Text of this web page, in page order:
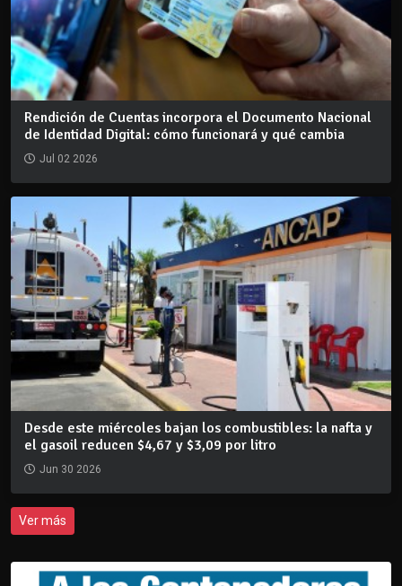
Rendición de Cuentas incorpora el Documento Nacional
de Identidad Digital: cómo funcionará y qué cambia
Jul 02 2026
Desde este miércoles bajan los combustibles: la nafta y
el gasoil reducen $4,67 y $3,09 por litro
Jun 30 2026
Ver más